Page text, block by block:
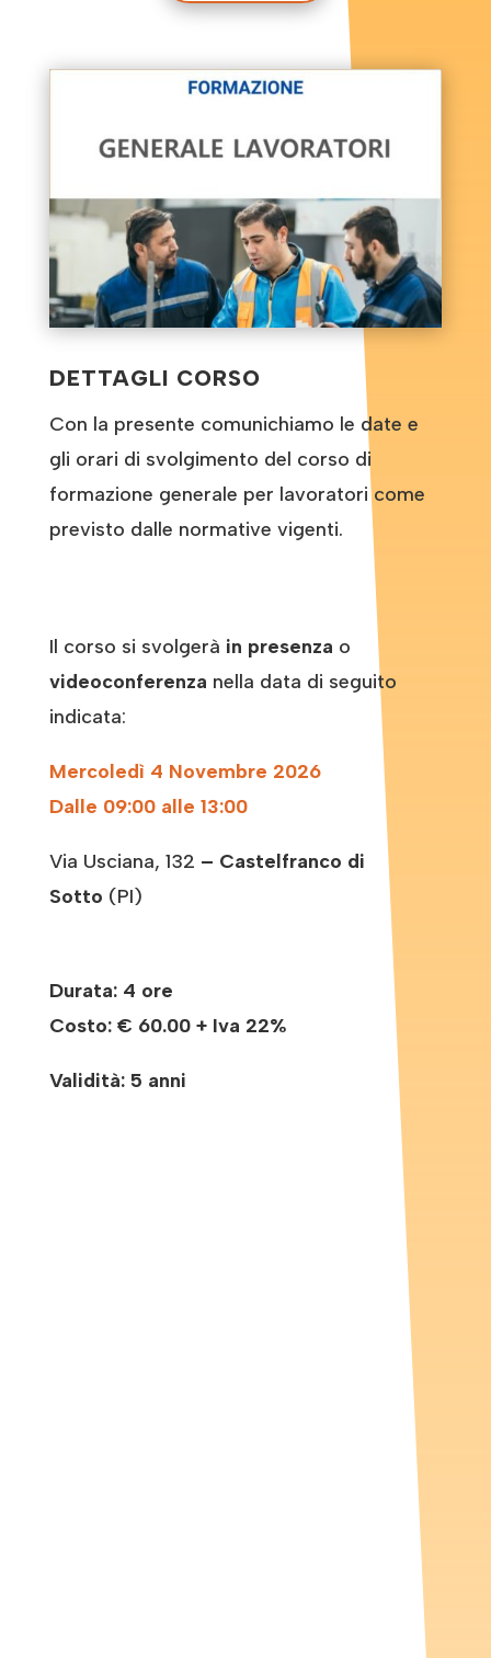
DETTAGLI CORSO
Con la presente comunichiamo le date e
gli orari di svolgimento del corso di
formazione generale per lavoratori come
previsto dalle normative vigenti.
Il corso si svolgerà in presenza o
videoconferenza nella data di seguito
indicata:
Mercoledì 4 Novembre 2026
Dalle 09:00 alle 13:00
Via Usciana, 132 – Castelfranco di
Sotto (PI)
Durata: 4 ore
Costo: € 60.00 + Iva 22%
Validità: 5 anni